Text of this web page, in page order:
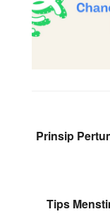
Prinsip
Tips